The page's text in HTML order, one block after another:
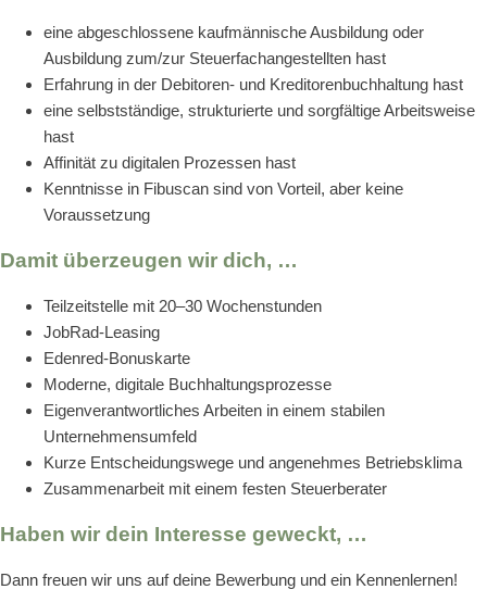
eine abgeschlossene kaufmännische Ausbildung oder
Ausbildung zum/zur Steuerfachangestellten hast
Erfahrung in der Debitoren- und Kreditorenbuchhaltung hast
eine selbstständige, strukturierte und sorgfältige Arbeitsweise
hast
Affinität zu digitalen Prozessen hast
Kenntnisse in Fibuscan sind von Vorteil, aber keine
Voraussetzung
Damit überzeugen wir dich, …
Teilzeitstelle mit 20–30 Wochenstunden
JobRad-Leasing
Edenred-Bonuskarte
Moderne, digitale Buchhaltungsprozesse
Eigenverantwortliches Arbeiten in einem stabilen
Unternehmensumfeld
Kurze Entscheidungswege und angenehmes Betriebsklima
Zusammenarbeit mit einem festen Steuerberater
Haben wir dein Interesse geweckt, …
Dann freuen wir uns auf deine Bewerbung und ein Kennenlernen!